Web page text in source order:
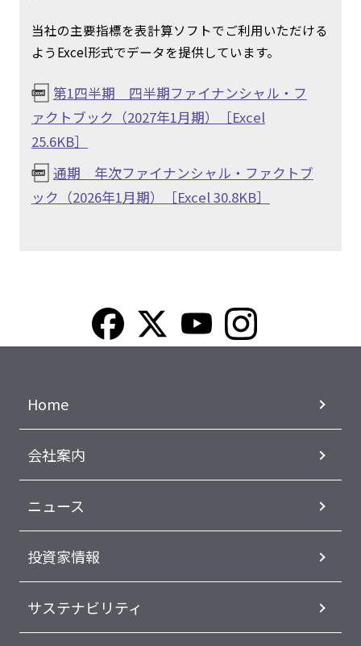
当社の主要指標を表計算ソフトでご利用いただける
ようExcel形式でデータを提供しています。
第1四半期 四半期ファイナンシャル・フ
ァクトブック（2027年1月期）［Excel
25.6KB］
通期 年次ファイナンシャル・ファクトブ
ック（2026年1月期）［Excel 30.8KB］
Home
会社案内
ニュース
投資家情報
サステナビリティ